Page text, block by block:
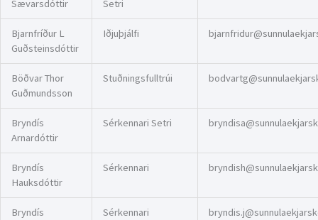
Sævarsdóttir
Setri
Bjarnfríður L
Guðsteinsdóttir
Iðjuþjálfi
Böðvar Thor
Guðmundsson
Stuðningsfulltrúi
Bryndís
Arnardóttir
Sérkennari Setri
Bryndís
Hauksdóttir
Sérkennari
Bryndís
Sérkennari